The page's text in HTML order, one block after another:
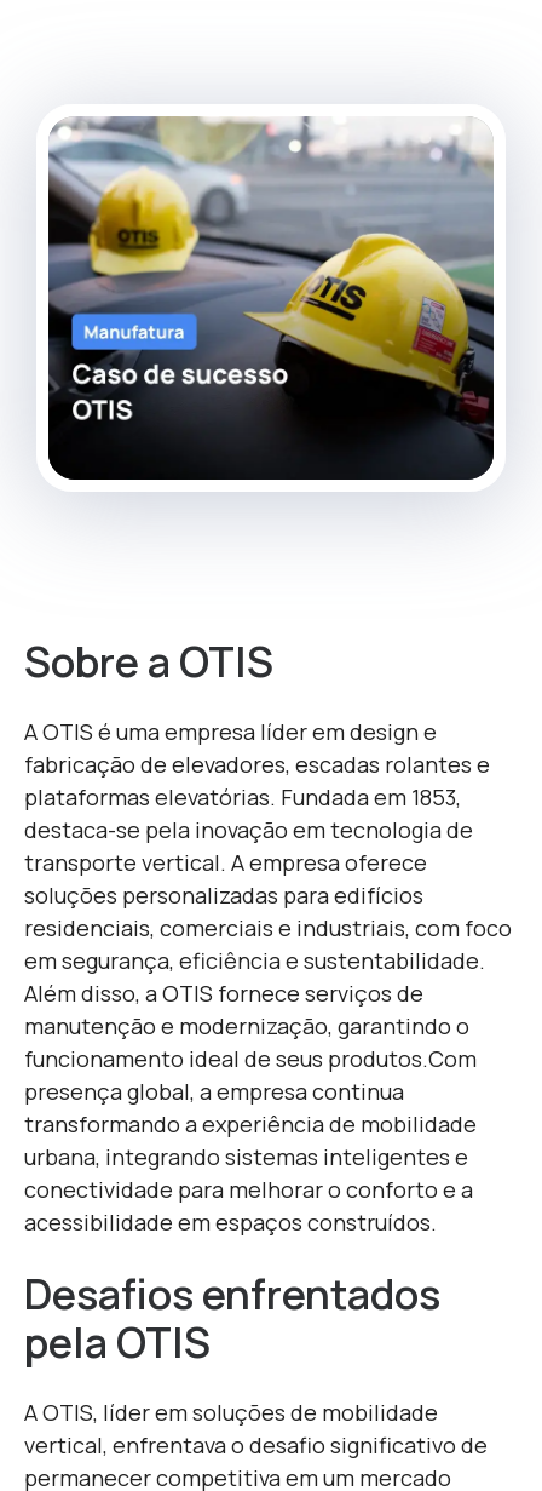
Sobre a OTIS
A OTIS é uma empresa líder em design e
fabricação de elevadores, escadas rolantes e
plataformas elevatórias. Fundada em 1853,
destaca-se pela inovação em tecnologia de
transporte vertical. A empresa oferece
soluções personalizadas para edifícios
residenciais, comerciais e industriais, com foco
em segurança, eficiência e sustentabilidade.
Além disso, a OTIS fornece serviços de
manutenção e modernização, garantindo o
funcionamento ideal de seus produtos.Com
presença global, a empresa continua
transformando a experiência de mobilidade
urbana, integrando sistemas inteligentes e
conectividade para melhorar o conforto e a
acessibilidade em espaços construídos.
Desafios enfrentados
pela OTIS
A OTIS, líder em soluções de mobilidade
vertical, enfrentava o desafio significativo de
permanecer competitiva em um mercado